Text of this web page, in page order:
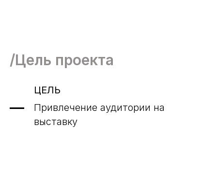
/Цель проекта
ЦЕЛЬ
Привлечение аудитории на
выставку